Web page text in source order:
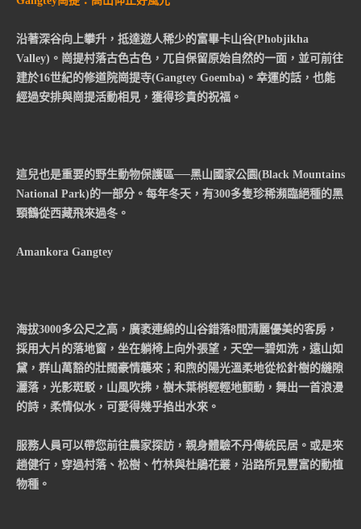
沿著深谷向上攀升，抵達遊人稀少的富畢卡山谷(Phobjikha
Valley)。崗提村落古色古色，兀自保留原始自然的一面，並可前往
建於16世紀的修道院崗提寺(Gangtey Goemba)。幸運的話，也能
經過安排與崗提活動相見，獲得珍貴的祝福。
這兒也是重要的野生動物保護區──黑山國家公園(Black Mountains
National Park)的一部分。每年冬天，有300多隻珍稀瀕臨絕種的黑
頸鶴從西藏飛來過冬。
Amankora Gangtey
海拔3000多公尺之高，廣袤連綿的山谷錯落8間清麗優美的客房，
採用大片的落地窗，坐在躺椅上向外張望，天空一碧如洗，遠山如
黛，群山萬豁的壯闊豪情襲來；和煦的陽光溫柔地從松針樹的縫隙
灑落，光影斑駁，山風吹拂，樹木葉梢輕輕地顫動，舞出一首浪漫
的詩，柔情似水，可愛得幾乎掐出水來。
服務人員可以帶您前往農家探訪，親身體驗不丹傳統民居。或是來
趟健行，穿過村落、松樹、竹林與杜鵑花叢，沿路所見豐富的動植
物種。